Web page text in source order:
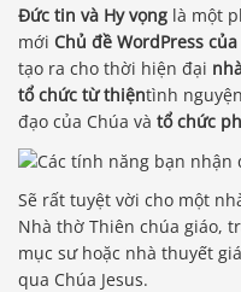
Đức tin và Hy vọng là một
mới Chủ đề WordPress
tạo ra cho thời hiện đại
tổ chức từ thiệntình
đạo của Chúa và tổ chức
Sẽ rất tuyệt vời cho một
Nhà thờ Thiên chúa giáo,
mục sư hoặc nhà thuyết
qua Chúa Jesus.